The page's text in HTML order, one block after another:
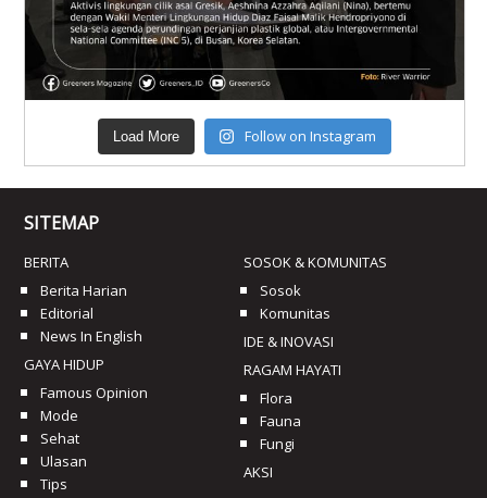
Load More Follow on Instagram
SITEMAP
BERITA
Berita Harian
Editorial
News In English
GAYA HIDUP
Famous Opinion
Mode
Sehat
Ulasan
Tips
SOSOK & KOMUNITAS
Sosok
Komunitas
IDE & INOVASI
RAGAM HAYATI
Flora
Fauna
Fungi
AKSI